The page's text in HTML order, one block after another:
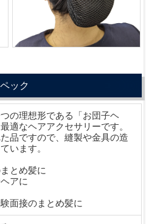
ック
の理想形である「お団子ヘ
適なヘアアクセサリーです。
品ですので、縫製や金具の造
います。
とめ髪に
アに
面接のまとめ髪に